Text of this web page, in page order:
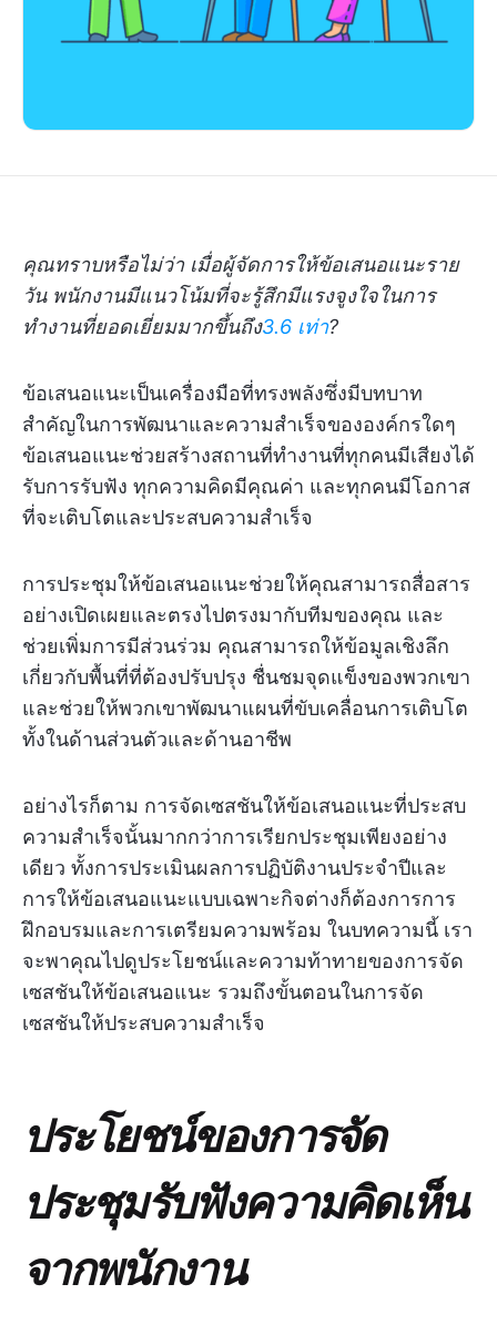
คุณทราบหรือไม่ว่า เมื่อผู้จัดการให้ข้อเสนอแนะราย
วัน พนักงานมีแนวโน้มที่จะรู้สึกมีแรงจูงใจในการ
ทำงานที่ยอดเยี่ยมมากขึ้นถึง3.6 เท่า?
ข้อเสนอแนะเป็นเครื่องมือที่ทรงพลังซึ่งมีบทบาท
สำคัญในการพัฒนาและความสำเร็จขององค์กรใดๆ
ข้อเสนอแนะช่วยสร้างสถานที่ทำงานที่ทุกคนมีเสียงได้
รับการรับฟัง ทุกความคิดมีคุณค่า และทุกคนมีโอกาส
ที่จะเติบโตและประสบความสำเร็จ
การประชุมให้ข้อเสนอแนะช่วยให้คุณสามารถสื่อสาร
อย่างเปิดเผยและตรงไปตรงมากับทีมของคุณ และ
ช่วยเพิ่มการมีส่วนร่วม คุณสามารถให้ข้อมูลเชิงลึก
เกี่ยวกับพื้นที่ที่ต้องปรับปรุง ชื่นชมจุดแข็งของพวกเขา
และช่วยให้พวกเขาพัฒนาแผนที่ขับเคลื่อนการเติบโต
ทั้งในด้านส่วนตัวและด้านอาชีพ
อย่างไรก็ตาม การจัดเซสชันให้ข้อเสนอแนะที่ประสบ
ความสำเร็จนั้นมากกว่าการเรียกประชุมเพียงอย่าง
เดียว ทั้งการประเมินผลการปฏิบัติงานประจำปีและ
การให้ข้อเสนอแนะแบบเฉพาะกิจต่างก็ต้องการการ
ฝึกอบรมและการเตรียมความพร้อม ในบทความนี้ เรา
จะพาคุณไปดูประโยชน์และความท้าทายของการจัด
เซสชันให้ข้อเสนอแนะ รวมถึงขั้นตอนในการจัด
เซสชันให้ประสบความสำเร็จ
ประโยชน์ของการจัด
ประชุมรับฟังความคิดเห็น
จากพนักงาน